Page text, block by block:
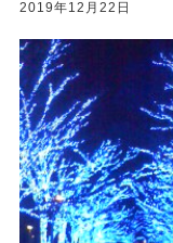
2019年12月22日